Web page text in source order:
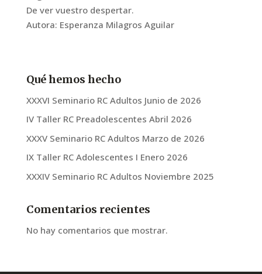
De ver vuestro despertar.
Autora: Esperanza Milagros Aguilar
Qué hemos hecho
XXXVI Seminario RC Adultos Junio de 2026
IV Taller RC Preadolescentes Abril 2026
XXXV Seminario RC Adultos Marzo de 2026
IX Taller RC Adolescentes I Enero 2026
XXXIV Seminario RC Adultos Noviembre 2025
Comentarios recientes
No hay comentarios que mostrar.